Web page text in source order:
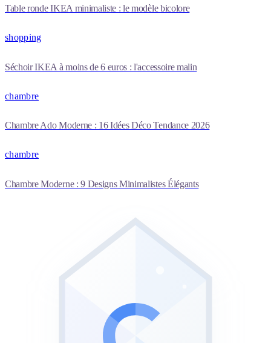
Table ronde IKEA minimaliste : le modèle bicolore
shopping
Séchoir IKEA à moins de 6 euros : l'accessoire malin
chambre
Chambre Ado Moderne : 16 Idées Déco Tendance 2026
chambre
Chambre Moderne : 9 Designs Minimalistes Élégants